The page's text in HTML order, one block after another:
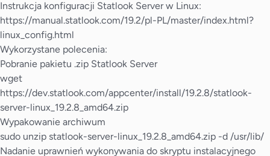
Instrukcja konfiguracji Statlook Server w Linux:
https://manual.statlook.com/19.2/pl-PL/master/index.html?
linux_config.html
Wykorzystane polecenia:
Pobranie pakietu .zip Statlook Server
wget
https://dev.statlook.com/appcenter/install/19.2.8/statlook-
server-linux_19.2.8_amd64.zip
Wypakowanie archiwum
sudo unzip statlook-server-linux_19.2.8_amd64.zip -d /usr/lib/
Nadanie uprawnień wykonywania do skryptu instalacyjnego